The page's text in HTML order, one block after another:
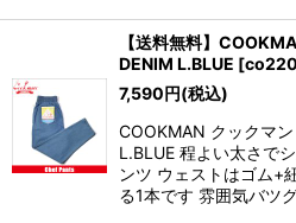
【送料無料】
DENIM L.BLUE [
7,590円(税込)
COOKMAN クックマ
L.BLUE 程よい太さで
ンツ ウェストはゴム+
る1本です 雰囲気バツ